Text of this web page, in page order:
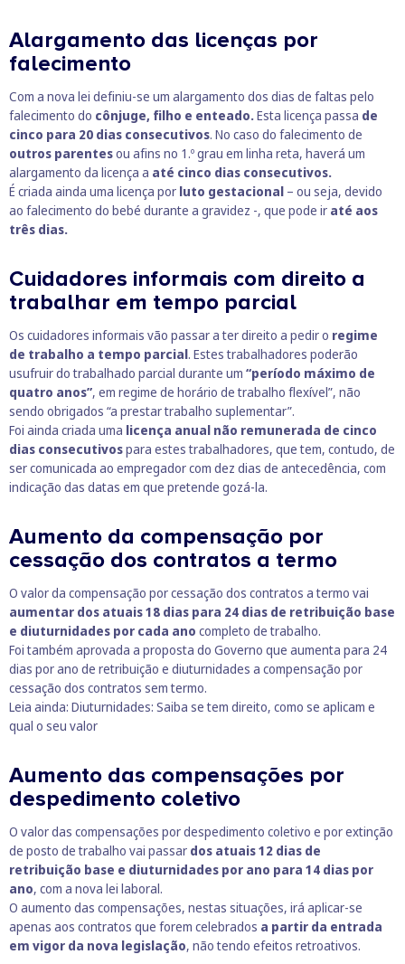
Alargamento das licenças por
falecimento
Com a nova lei definiu-se um alargamento dos dias de faltas pelo
falecimento do cônjuge, filho e enteado.Esta licença passa de
cinco para 20 dias consecutivos. No caso do falecimento de
outros parentesou afins no 1.º grau em linha reta, haverá um
alargamento da licença a até cinco dias consecutivos.
É criada ainda uma licença por luto gestacional – ou seja, devido
ao falecimento do bebé durante a gravidez -, que pode ir até aos
três dias.
Cuidadores informais com direito a
trabalhar em tempo parcial
Os cuidadores informais vão passar a ter direito a pedir o regime
de trabalho a tempo parcial. Estes trabalhadores poderão
usufruir do trabalhado parcial durante um “período máximo de
quatro anos”, em regime de horário de trabalho flexível”, não
sendo obrigados “a prestar trabalho suplementar”.
Foi ainda criada uma licença anual não remunerada de cinco
dias consecutivospara estes trabalhadores, que tem, contudo, de
ser comunicada ao empregador com dez dias de antecedência, com
indicação das datas em que pretende gozá-la.
Aumento da compensação por
cessação dos contratos a termo
O valor da compensação por cessação dos contratos a termo vai
aumentar dos atuais 18 dias para 24 dias de retribuição base
e diuturnidades por cada ano completo de trabalho.
Foi também aprovada a proposta do Governo que aumenta para 24
dias por ano de retribuição e diuturnidades a compensação por
cessação dos contratos sem termo.
Leia ainda: Diuturnidades: Saiba se tem direito, como se aplicam e
qual o seu valor
Aumento das compensações por
despedimento coletivo
O valor das compensações por despedimento coletivo e por extinção
de posto de trabalho vai passar dos atuais 12 dias de
retribuição base e diuturnidades por ano para 14 dias por
ano, com a nova lei laboral.
O aumento das compensações, nestas situações, irá aplicar-se
apenas aos contratos que forem celebrados a partir da entrada
em vigor da nova legislação, não tendo efeitos retroativos.